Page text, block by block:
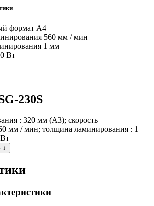
формат А4
560 мм / мин
1 мм
Вт
230S
: 320 мм (A3); cкорость
мм / мин; толщина ламинирования : 1
↓